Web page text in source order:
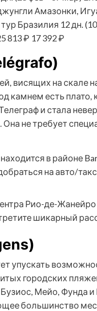
Амазонки,
Бразилия 12 дн.
813 ₽ 17 392 ₽
висящих на скале
камнем есть плато,
и стала
Она не требует
в районе
на авто/
Рио-де-Жанейро
шикарный
упускать
городских
Мейо, Фунда и
большинство